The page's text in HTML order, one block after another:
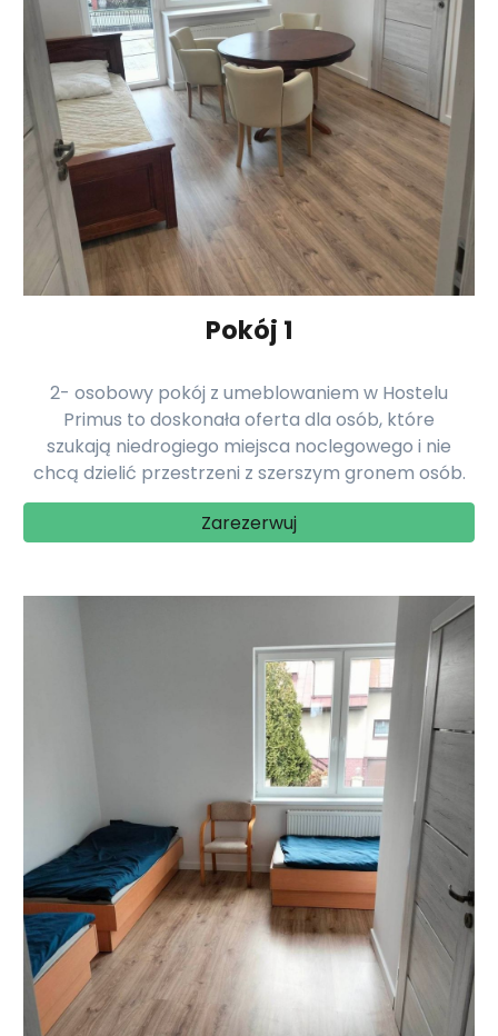
Pokój 1
2- osobowy pokój z umeblowaniem w Hostelu
Primus to doskonała oferta dla osób, które
szukają niedrogiego miejsca noclegowego i nie
chcą dzielić przestrzeni z szerszym gronem osób.
Zarezerwuj